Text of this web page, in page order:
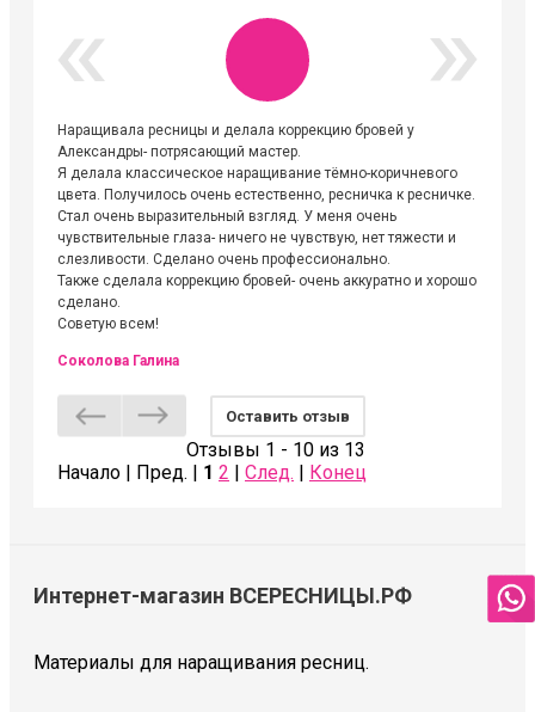
Наращивала ресницы и делала коррекцию бровей у
Александры- потрясающий мастер.
Я делала классическое наращивание тёмно-коричневого
цвета. Получилось очень естественно, ресничка к ресничке.
Стал очень выразительный взгляд. У меня очень
чувствительные глаза- ничего не чувствую, нет тяжести и
слезливости. Сделано очень профессионально.
Также сделала коррекцию бровей- очень аккуратно и хорошо
сделано.
Советую всем!
Соколова Галина
Оставить отзыв
Отзывы 1 - 10 из 13
Начало | Пред. | 1 2 | След. | Конец
Интернет-магазин ВСЕРЕСНИЦЫ.РФ
Материалы для наращивания ресниц.